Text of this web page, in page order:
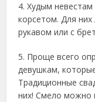
4. Худым
корсетом. Для
рукавом или с
5. Проще всего
девушкам,
Традиционные
них! Смело можно